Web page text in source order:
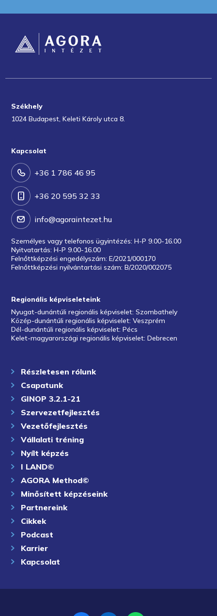
Székhely
1024 Budapest, Keleti Károly utca 8.
Kapcsolat
+36 1 786 46 95
+36 20 595 32 33
info@agoraintezet.hu
Személyes vagy telefonos ügyintézés: H-P 9.00-16.00
Nyitvatartás: H-P 9.00-16.00
Felnőttképzési engedélyszám: E/2021/000170
Felnőttképzési nyilvántartási szám: B/2020/002075
Regionális képviseleteink
Nyugat-dunántúli regionális képviselet: Szombathely
Közép-dunántúli regionális képviselet: Veszprém
Dél-dunántúli regionális képviselet: Pécs
Kelet-magyarországi regionális képviselet: Debrecen
Részletesen rólunk
Csapatunk
GINOP 3.2.1-21
Szervezetfejlesztés
Vezetőfejlesztés
Vállalati tréning
Nyílt képzés
I LAND©
AGORA Method©
Minősített képzéseink
Partnereink
Cikkek
Podcast
Karrier
Kapcsolat